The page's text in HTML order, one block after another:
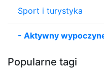
Sport i turystyka
- Aktywny
Popularne tagi